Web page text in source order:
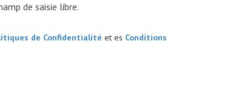
de Confidentialité et es Conditions